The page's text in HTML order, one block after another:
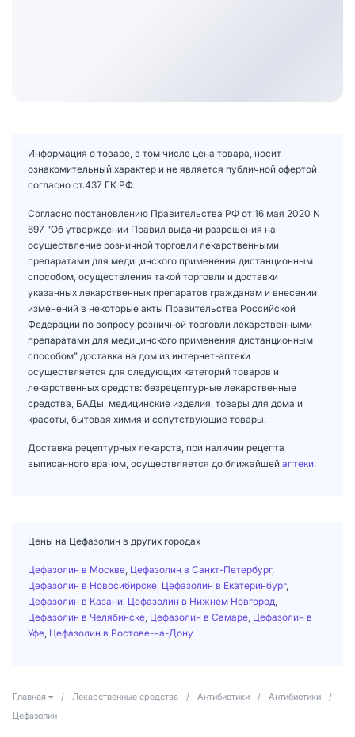
Информация о товаре, в том числе цена товара, носит
ознакомительный характер и не является публичной офертой
согласно ст.437 ГК РФ.
Согласно постановлению Правительства РФ от 16 мая 2020 N
697 "Об утверждении Правил выдачи разрешения на
осуществление розничной торговли лекарственными
препаратами для медицинского применения дистанционным
способом, осуществления такой торговли и доставки
указанных лекарственных препаратов гражданам и внесении
изменений в некоторые акты Правительства Российской
Федерации по вопросу розничной торговли лекарственными
препаратами для медицинского применения дистанционным
способом" доставка на дом из интернет-аптеки
осуществляется для следующих категорий товаров и
лекарственных средств: безрецептурные лекарственные
средства, БАДы, медицинские изделия, товары для дома и
красоты, бытовая химия и сопутствующие товары.
Доставка рецептурных лекарств, при наличии рецепта
выписанного врачом, осуществляется до ближайшей аптеки.
Цены на Цефазолин в других городах
Цефазолин в Москве Цефазолин в Санкт-Петербург,
Цефазолин в Новосибирске Цефазолин в Екатеринбург,
Цефазолин в Казани Цефазолин в Нижнем Новгород
Цефазолин в Челябинске Цефазолин в Самаре Цефазолин в
Уфе Цефазолин в Ростове-на-Дону
Главная / Лекарственные средства / Антибиотики / Антибиотики
/
Цефазолин